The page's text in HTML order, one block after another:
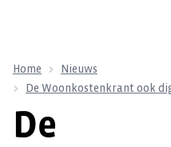
Home
Nieuws
De Woonkostenkrant ook
De